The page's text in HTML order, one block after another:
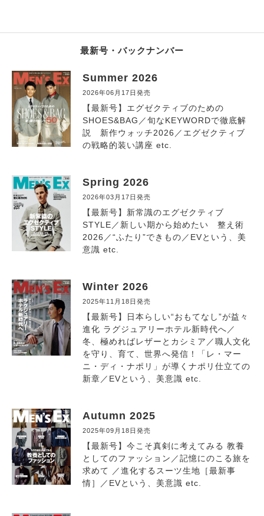
最新号・バックナンバー
Summer 2026
2026年06月17日発売
【最新号】エグゼクティブのための
SHOES&BAG／旬なKEYWORDで徹底解
説 新作ウォッチ2026／エグゼクティブ
の戦略的装い講座 etc.
Spring 2026
2026年03月17日発売
【最新号】新常識のエグゼクティブ
STYLE／新しい期から始めたい 整え術
2026／“ふたり”できもの／EVという、美
意識 etc.
Winter 2026
2025年11月18日発売
【最新号】日本らしい“おもてなし”が益々
進化 ラグジュアリーホテル新時代へ／
冬、極めればレザーとカシミア／職人文化
を守り、育て、世界へ発信！「レ・マー
ニ・ディ・ナポリ」が導くナポリ仕立ての
新章／EVという、美意識 etc.
Autumn 2025
2025年09月18日発売
【最新号】今こそ真剣に考えてみる 教養
としてのファッション／記憶にのこる旅を
求めて ／進化するスーツ生地［最新事
情］／EVという、美意識 etc.